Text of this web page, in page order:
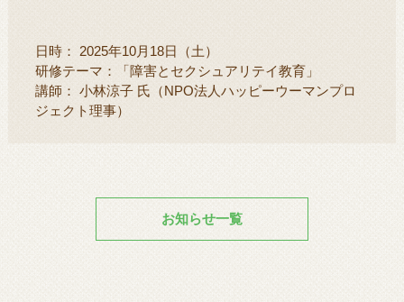
日時： 2025年10月18日（土）
研修テーマ：「障害とセクシュアリテイ教育」
講師： 小林涼子 氏（NPO法人ハッピーウーマンプロ
ジェクト理事）
お知らせ一覧